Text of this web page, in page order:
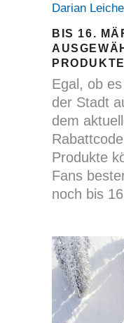
Darian
BIS 16.
PRODUKTE
Egal, ob
der Stadt
dem
Produkte
Fans
noch bis